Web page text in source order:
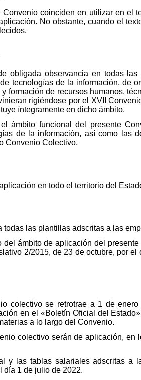
Convenio coinciden en utilizar en el
No obstante, cuando el
obligada observancia en todas las
tecnologías de la información, de
formación de recursos humanos,
rigiéndose por el XVII
íntegramente en dicho ámbito.
ámbito funcional del presente
de la información, así como las
Convenio Colectivo.
en todo el territorio del
las plantillas adscritas a las
ámbito de aplicación del
2/2015, de 23 de octubre, por
colectivo se retrotrae a 1 de
en el «Boletín Oficial del
a lo largo del Convenio.
colectivo serán de aplicación,
y las tablas salariales adscritas a
día 1 de julio de 2022.